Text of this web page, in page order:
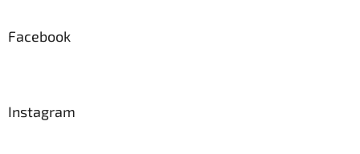
Facebook
Instagram